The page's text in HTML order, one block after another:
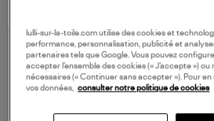
lulli-sur-la-toile.com utilise des cookies et
performance, personnalisation, publicité et
partenaires tels que Google. Vous pouvez
accepter l’ensemble des cookies (« J’accepte »)
nécessaires (« Continuer sans accepter »). Pour en
vos données, consulter notre politique de cookies